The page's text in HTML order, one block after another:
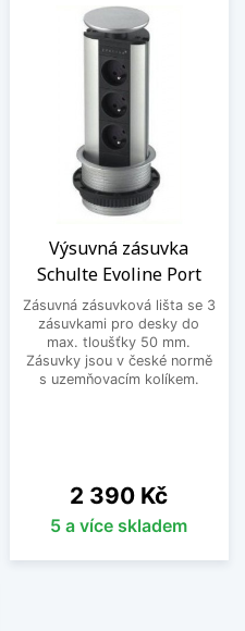
Výsuvná zásuvka
Schulte Evoline Port
Zásuvná zásuvková lišta se 3
zásuvkami pro desky do
max. tloušťky 50 mm.
Zásuvky jsou v české normě
s uzemňovacím kolíkem.
Cena
2 390 Kč
5 a více skladem